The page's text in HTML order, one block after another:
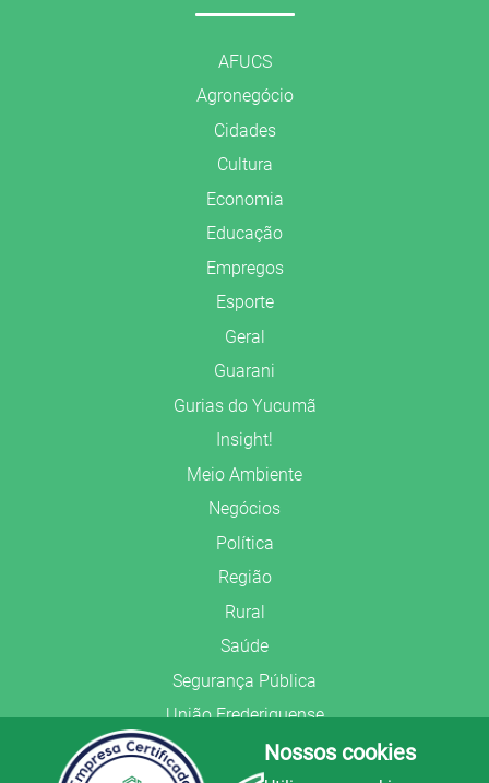
AFUCS
Agronegócio
Cidades
Cultura
Economia
Educação
Empregos
Esporte
Geral
Guarani
Gurias do Yucumã
Insight!
Meio Ambiente
Negócios
Política
Região
Rural
Saúde
Segurança Pública
União Frederiquense
Nossos cookies